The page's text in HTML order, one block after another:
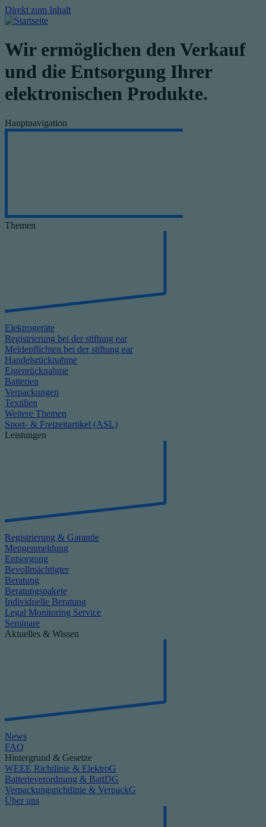
Direkt zum Inhalt
Wir ermöglichen den Verkauf
und die Entsorgung Ihrer
elektronischen Produkte.
Hauptnavigation
Themen
Elektrogeräte
Registrierung bei der stiftung ear
Meldepflichten bei der stiftung ear
Handelsrücknahme
Eigenrücknahme
Batterien
Verpackungen
Textilien
Weitere Themen
Sport- & Freizeitartikel (ASL)
Leistungen
Registrierung & Garantie
Mengenmeldung
Entsorgung
Bevollmächtigter
Beratung
Beratungspakete
Individuelle Beratung
Legal Monitoring Service
Seminare
Aktuelles & Wissen
News
FAQ
Hintergrund & Gesetze
WEEE Richtlinie & ElektroG
Batterieverordnung & BattDG
Verpackungsrichtlinie & VerpackG
Über uns